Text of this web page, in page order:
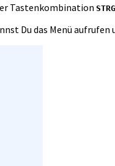
Tastenkombination
Du das Menü